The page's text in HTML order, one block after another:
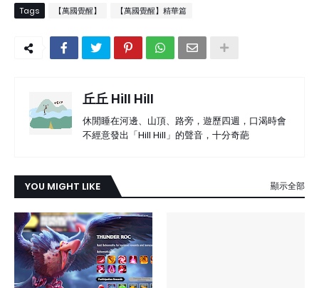
Tags 【萬國覺醒】 【萬國覺醒】精華篇
丘丘 Hill Hill
休閒睡在河邊、山頂、路旁，遊歷四週，口渴時會
不經意發出「Hill Hill」的聲音，十分奇葩
YOU MIGHT LIKE 顯示全部